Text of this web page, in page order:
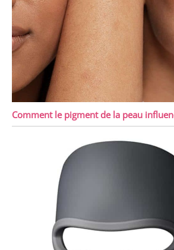
Comment le pigment de la peau